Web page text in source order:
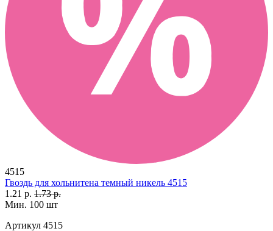
4515
Гвоздь для хольнитена темный никель 4515
1.21 р. 1.73 р.
Мин. 100 шт
Артикул 4515